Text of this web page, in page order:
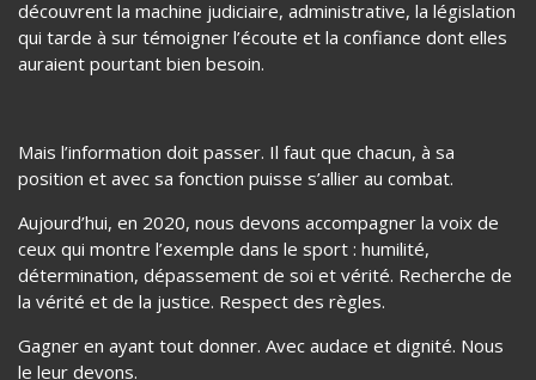
Les victimes parlent, bien souvent, dix, vingt ans après.
Voire plus.
qui tarde à sur témoigner l’écoute et la confiance dont elles
auraient pourtant bien besoin.
Mais l’information doit passer. Il faut que chacun, à sa
position et avec sa fonction puisse s’allier au combat.
Aujourd’hui, en 2020, nous devons accompagner la voix de
ceux qui montre l’exemple dans le sport : humilité,